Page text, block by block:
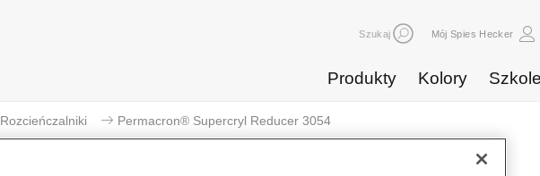
Szukaj Mój Spies Hecker
Produkty Kolory
Rozcieńczalniki Permacron® Supercryl Reducer 3054